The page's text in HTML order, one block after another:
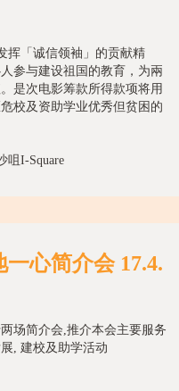
挥「诚信领袖」的贡献精
参与建设祖国的教育，为兩
是次电影筹款所得款项将用
校及资助学业优秀但贫困的
咀I-Square
心简介会 17.4.
场简介会,推介本会主要服务
, 建校及助学活动